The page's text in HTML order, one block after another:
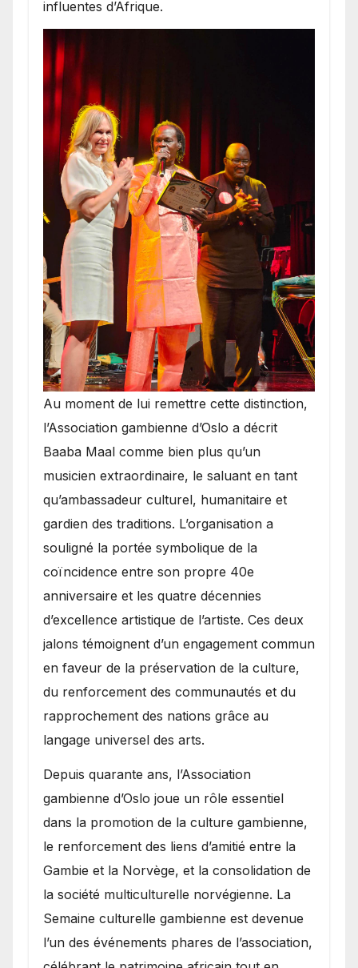
influentes d’Afrique.
​Au moment de lui remettre cette distinction,
l’Association gambienne d’Oslo a décrit
Baaba Maal comme bien plus qu’un
musicien extraordinaire, le saluant en tant
qu’ambassadeur culturel, humanitaire et
gardien des traditions. L’organisation a
souligné la portée symbolique de la
coïncidence entre son propre 40e
anniversaire et les quatre décennies
d’excellence artistique de l’artiste. Ces deux
jalons témoignent d’un engagement commun
en faveur de la préservation de la culture,
du renforcement des communautés et du
rapprochement des nations grâce au
langage universel des arts.
​Depuis quarante ans, l’Association
gambienne d’Oslo joue un rôle essentiel
dans la promotion de la culture gambienne,
le renforcement des liens d’amitié entre la
Gambie et la Norvège, et la consolidation de
la société multiculturelle norvégienne. La
Semaine culturelle gambienne est devenue
l’un des événements phares de l’association,